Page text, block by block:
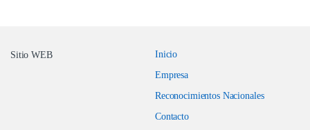
Sitio WEB
Inicio
Empresa
Reconocimientos Nacionales
Contacto